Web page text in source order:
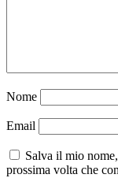
Nome
Email
Salva il mio
prossima volta che